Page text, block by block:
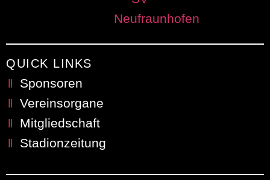
QUICK LINKS
Sponsoren
Vereinsorgane
Mitgliedschaft
Stadionzeitung